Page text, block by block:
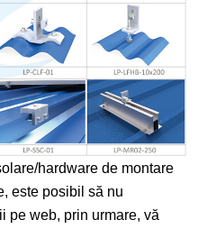
hardware de montare
este posibil să nu
pe web, prin urmare, vă